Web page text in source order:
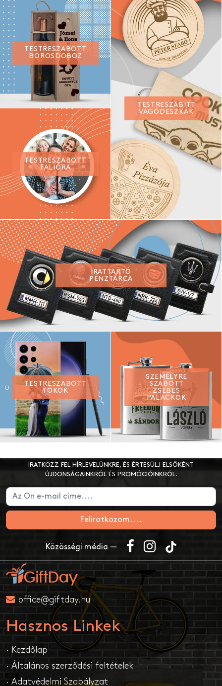
TESTRESZABOTT
BOROSDOBOZ
TESTRESZABITT
VÁGÓDESZKÁK
TESTRESZABOTT
FALIÓRA
IRATTARTÓ
PÉNZTÁRCA
TESTRESZABOTT
TOKOK
SZEMÉLYRE
SZABOTT
ZSEBES
PALACKOK
IRATKOZZ FEL HÍRLEVELÜNKRE, ÉS ÉRTESÜLJ ELSŐKÉNT
ÚJDONSÁGAINKRÓL ÉS PROMÓCIÓINKRÓL.
Feliratkozom....
Közösségi média —
office@giftday.hu
Hasznos Linkek
· Kezdőlap
· Általános szerződési feltételek
· Adatvédelmi Szabályzat